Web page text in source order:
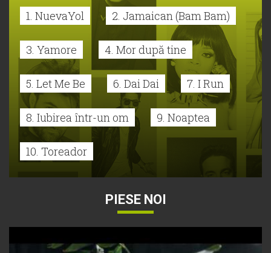
1. NuevaYol 2. Jamaican (Bam Bam)
3. Yamore 4. Mor după tine
5. Let Me Be 6. Dai Dai 7. I Run
8. Iubirea într-un om 9. Noaptea
10. Toreador
PIESE NOI